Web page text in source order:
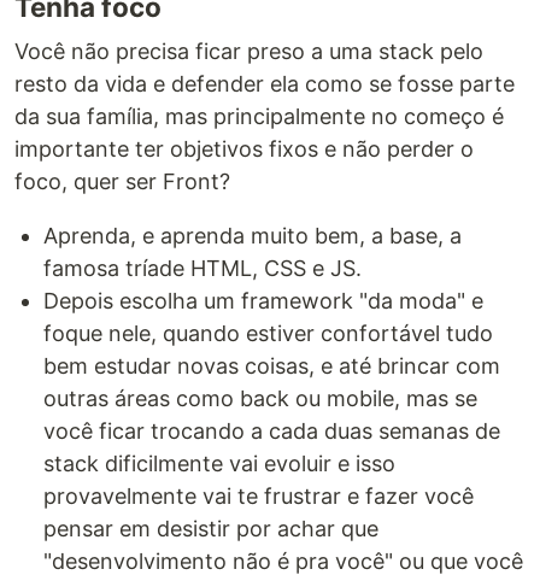
Tenha foco
Você não precisa ficar preso a uma stack pelo
resto da vida e defender ela como se fosse parte
da sua família, mas principalmente no começo é
importante ter objetivos fixos e não perder o
foco, quer ser Front?
Aprenda, e aprenda muito bem, a base, a
famosa tríade HTML, CSS e JS.
Depois escolha um framework "da moda" e
foque nele, quando estiver confortável tudo
bem estudar novas coisas, e até brincar com
outras áreas como back ou mobile, mas se
você ficar trocando a cada duas semanas de
stack dificilmente vai evoluir e isso
provavelmente vai te frustrar e fazer você
pensar em desistir por achar que
"desenvolvimento não é pra você" ou que você